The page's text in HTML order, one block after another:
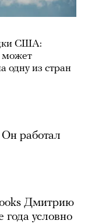
США:
может
одну из стран
работал
Дмитрию
года условно